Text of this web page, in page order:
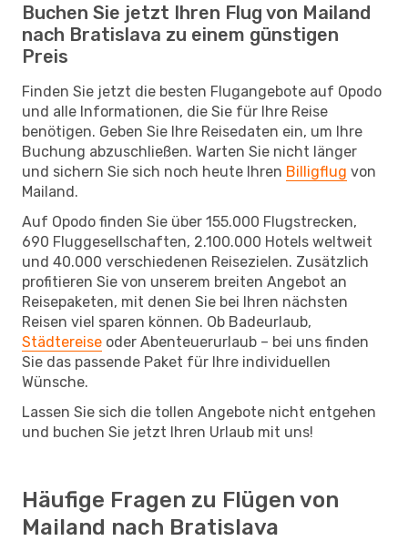
Buchen Sie jetzt Ihren Flug von Mailand
nach Bratislava zu einem günstigen
Preis
Finden Sie jetzt die besten Flugangebote auf Opodo
und alle Informationen, die Sie für Ihre Reise
benötigen. Geben Sie Ihre Reisedaten ein, um Ihre
Buchung abzuschließen. Warten Sie nicht länger
und sichern Sie sich noch heute Ihren Billigflug von
Mailand.
Auf Opodo finden Sie über 155.000 Flugstrecken,
690 Fluggesellschaften, 2.100.000 Hotels weltweit
und 40.000 verschiedenen Reisezielen. Zusätzlich
profitieren Sie von unserem breiten Angebot an
Reisepaketen, mit denen Sie bei Ihren nächsten
Reisen viel sparen können. Ob Badeurlaub,
Städtereise oder Abenteuerurlaub – bei uns finden
Sie das passende Paket für Ihre individuellen
Wünsche.
Lassen Sie sich die tollen Angebote nicht entgehen
und buchen Sie jetzt Ihren Urlaub mit uns!
Häufige Fragen zu Flügen von
Mailand nach Bratislava